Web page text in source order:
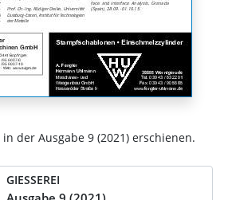
der Ausgabe 9 (2021) erschienen.
GIESSEREI